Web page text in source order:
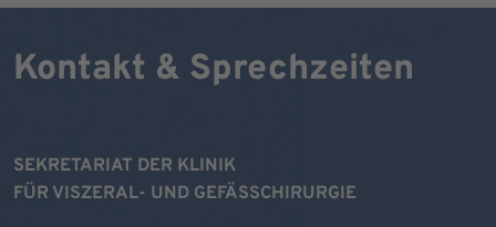
Kontakt & Sprechzeiten
SEKRETARIAT DER KLINIK
FÜR VISZERAL- UND GEFÄSSCHIRURGIE